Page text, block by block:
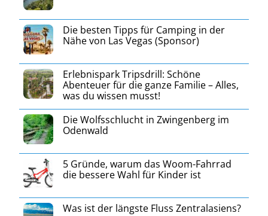
Die besten Tipps für Camping in der
Nähe von Las Vegas (Sponsor)
Erlebnispark Tripsdrill: Schöne
Abenteuer für die ganze Familie – Alles,
was du wissen musst!
Die Wolfsschlucht in Zwingenberg im
Odenwald
5 Gründe, warum das Woom-Fahrrad
die bessere Wahl für Kinder ist
Was ist der längste Fluss Zentralasiens?